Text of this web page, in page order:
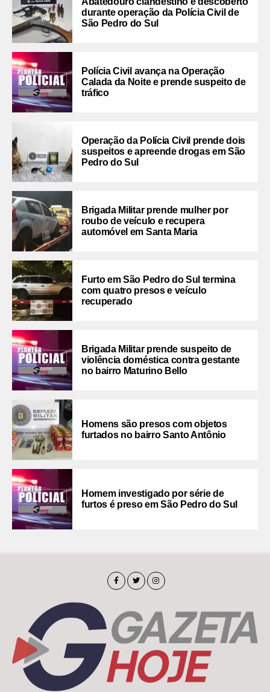
durante operação da Polícia Civil de
São Pedro do Sul
Polícia Civil avança na Operação
Calada da Noite e prende suspeito de
tráfico
Operação da Polícia Civil prende dois
suspeitos e apreende drogas em São
Pedro do Sul
Brigada Militar prende mulher por
roubo de veículo e recupera
automóvel em Santa Maria
Furto em São Pedro do Sul termina
com quatro presos e veículo
recuperado
Brigada Militar prende suspeito de
violência doméstica contra gestante
no bairro Maturino Bello
Homens são presos com objetos
furtados no bairro Santo Antônio
Homem investigado por série de
furtos é preso em São Pedro do Sul